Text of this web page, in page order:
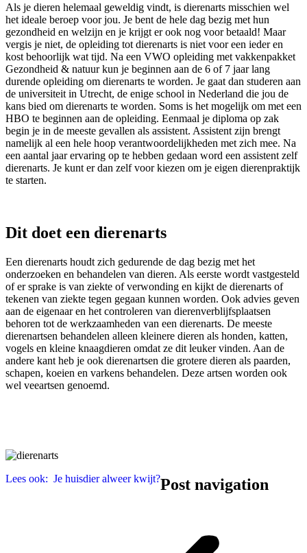
Als je dieren helemaal geweldig vindt, is dierenarts misschien wel
het ideale beroep voor jou. Je bent de hele dag bezig met hun
gezondheid en welzijn en je krijgt er ook nog voor betaald! Maar
vergis je niet, de opleiding tot dierenarts is niet voor een ieder en
kost behoorlijk wat tijd. Na een VWO opleiding met vakkenpakket
Gezondheid & natuur kun je beginnen aan de 6 of 7 jaar lang
durende opleiding om dierenarts te worden. Je gaat dan studeren aan
de universiteit in Utrecht, de enige school in Nederland die jou de
kans bied om dierenarts te worden. Soms is het mogelijk om met een
HBO te beginnen aan de opleiding. Eenmaal je diploma op zak
begin je in de meeste gevallen als assistent. Assistent zijn brengt
namelijk al een hele hoop verantwoordelijkheden met zich mee. Na
een aantal jaar ervaring op te hebben gedaan word een assistent zelf
dierenarts. Je kunt er dan zelf voor kiezen om je eigen dierenpraktijk
te starten.
Dit doet een dierenarts
Een dierenarts houdt zich gedurende de dag bezig met het
onderzoeken en behandelen van dieren. Als eerste wordt vastgesteld
of er sprake is van ziekte of verwonding en kijkt de dierenarts of
tekenen van ziekte tegen gegaan kunnen worden. Ook advies geven
aan de eigenaar en het controleren van dierenverblijfsplaatsen
behoren tot de werkzaamheden van een dierenarts. De meeste
dierenartsen behandelen alleen kleinere dieren als honden, katten,
vogels en kleine knaagdieren omdat ze dit leuker vinden. Aan de
andere kant heb je ook dierenartsen die grotere dieren als paarden,
schapen, koeien en varkens behandelen. Deze artsen worden ook
wel veeartsen genoemd.
Lees ook: Je huisdier alweer kwijt?Post navigation